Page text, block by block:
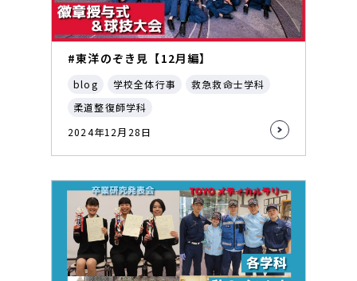
#東洋のぞき見【12月編】
blog 学校全体行事
救急救命士学科
柔道整復師学科
2024年12月28日